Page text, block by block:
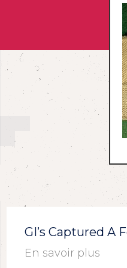
GI’s Captured A
En savoir plus